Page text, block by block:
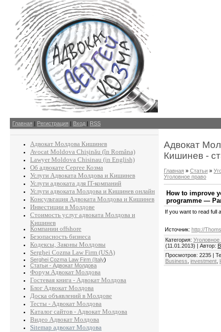
Главная | Регистрация | Вход | RSS
Адвокат Молдова Кишинев
Avocat Moldova Chișinău (în Româna)
Lawyer Moldova Chisinau (in English)
Об адвокате Сергее Козма
Услуги Адвоката Молдова и Кишинев
Услуги адвоката для IT-компаний
Услуги адвоката Молдова и Кишинев онлайн
Консультация Адвоката Молдова и Кишинев
Инвестиции в Молдове
Стоимость услуг адвоката Молдова и
Кишинев
Компании offshore
Безопасность бизнеса
Кодексы, Законы Молдовы
Serghei Cozma Law Firm (USA)
Serghei Cozma Law Firm (Italy)
Статьи - Адвокат Молдова
Форум Адвокат Молдова
Гостевая книга - Адвокат Молдова
Блог Адвокат Молдова
Доска объявлений в Молдове
Тесты - Адвокат Молдова
Каталог сайтов - Адвокат Молдова
Видео Адвокат Молдова
Sitemap адвокат Молдова
Адвокат
Кишинев -
Главная » Статьи »
Уголовное право
How to improve
programme —
If you want to read full
Источник: http://
Категория: Уголовное
(11.01.2013)
Автор:
Просмотров: 2235
Business investment